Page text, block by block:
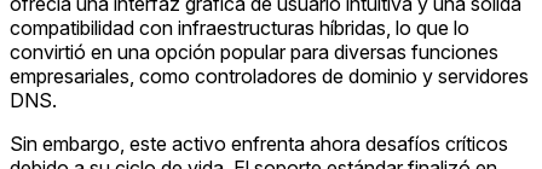
compatibilidad con infraestructuras híbridas, lo que lo
convirtió en una opción popular para diversas funciones
empresariales, como controladores de dominio y servidores
DNS.
Sin embargo, este activo enfrenta ahora desafíos críticos